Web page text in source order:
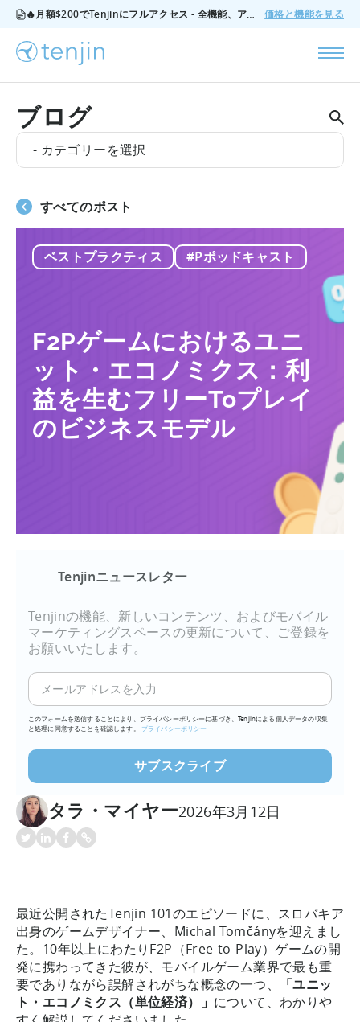
🔥月額$200でTenjinにフルアクセス - 全機能、アドオンなし、いつでもキャンセル可能。 価格と機能を見る
ブログ
- カテゴリーを選択
すべてのポスト
ベストプラクティス #Pポッドキャスト
F2Pゲームにおけるユニ
ット・エコノミクス：利
益を生むフリーToプレイ
のビジネスモデル
Tenjinニュースレター
Tenjinの機能、新しいコンテンツ、およびモバイル
マーケティングスペースの更新について、ご登録を
お願いいたします。
このフォームを送信することにより、プライバシーポリシーに基づき、Tenjinによる個人データの収集
と処理に同意することを確認します。
プライバシーポリシー
タラ・マイヤー2026年3月12日
最近公開されたTenjin 101のエピソードに、スロバキア
出身のゲームデザイナー、Michal Tomčányを迎えまし
た。10年以上にわたりF2P（Free-to-Play）ゲームの開
発に携わってきた彼が、モバイルゲーム業界で最も重
要でありながら誤解されがちな概念の一つ、
「ユニッ
ト・エコノミクス（単位経済）」 について、わかりや